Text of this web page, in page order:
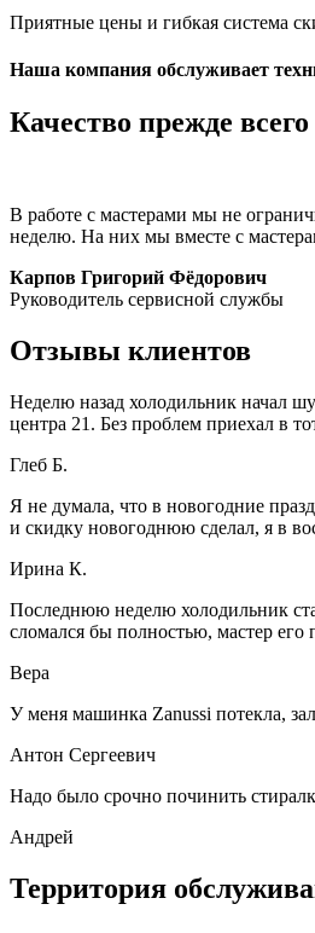
Приятные цены и гибкая система
Наша компания обслуживает
Качество прежде всего
В работе с мастерами мы не
неделю. На них мы вместе с
Карпов Григорий Фёдорович
Руководитель сервисной службы
Отзывы клиентов
Неделю назад холодильник начал
центра 21. Без проблем приехал в
Глеб Б.
Я не думала, что в новогодние
и скидку новогоднюю сделал, я в
Ирина К.
Последнюю неделю холодильник
сломался бы полностью, мастер
Вера
У меня машинка Zanussi потекла,
Антон Сергеевич
Надо было срочно починить
Андрей
Территория